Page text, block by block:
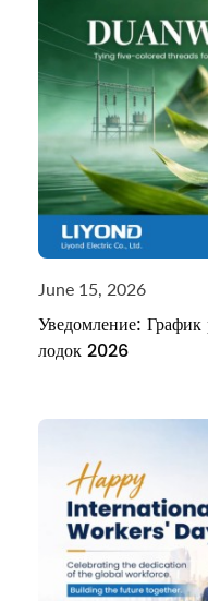
June 15, 2026
Уведомление:
лодок 2026